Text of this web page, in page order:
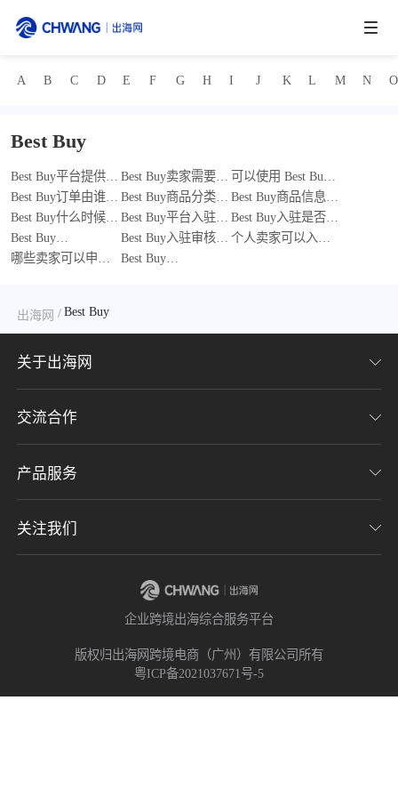
跨境展会
出海服务
出海资讯
跨境报告
出海导航
A B C D E F G H I J K L M N O
Best Buy
Best Buy平台提供广
告推广服务吗？
Best Buy卖家需要上
传物流信息吗？
可以使用 Best Buy
门店自提吗？
Best Buy订单由谁负
责发货？
Best Buy商品分类错
误会怎样？
Best Buy商品信息有
哪些要求？
Best Buy什么时候会
暂停付款？
Best Buy平台入驻会
扣除哪些费用？
Best Buy入驻是否需
要缴纳保证金？
Best Buy
Marketplace 收月租
Best Buy入驻审核会
关注哪些内容？
个人卖家可以入驻
哪些卖家可以申请
Best Buy
出海网 / Best Buy
关于出海网
关于我们
加入我们
隐私协议
交流合作
联系我们
意见反馈
产品服务
CHWE全球跨境电商展
关注我们
企业跨境出海综合服务平台
版权归出海网跨境电商（广州）有限公司所有
粤ICP备2021037671号-5